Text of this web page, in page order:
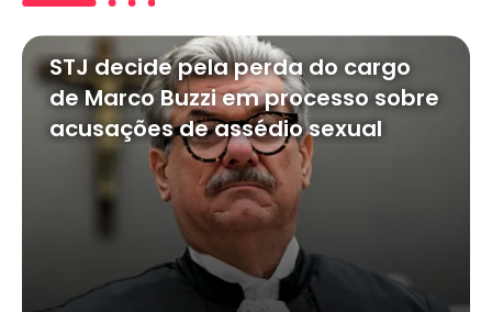
STJ decide pela perda do cargo
de Marco Buzzi em processo sobre
acusações de assédio sexual